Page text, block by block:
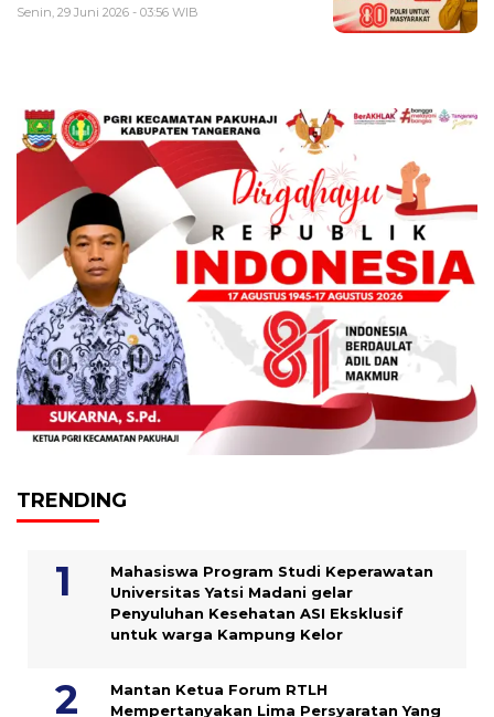
Senin, 29 Juni 2026 - 03:56 WIB
TRENDING
Mahasiswa Program Studi Keperawatan
Universitas Yatsi Madani gelar
Penyuluhan Kesehatan ASI Eksklusif
untuk warga Kampung ‎Kelor
Mantan Ketua Forum RTLH
Mempertanyakan Lima Persyaratan Yang